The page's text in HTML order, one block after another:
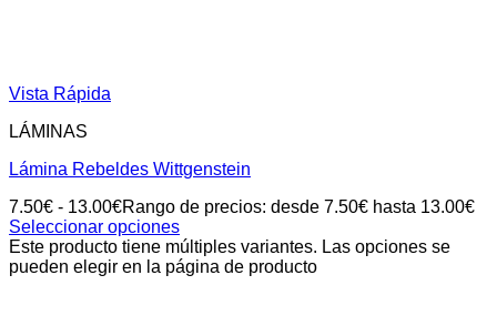
Vista Rápida
LÁMINAS
Lámina Rebeldes Wittgenstein
7.50€ - 13.00€Rango de precios: desde 7.50€ hasta 13.00€
Seleccionar opciones
Este producto tiene múltiples variantes. Las opciones se
pueden elegir en la página de producto